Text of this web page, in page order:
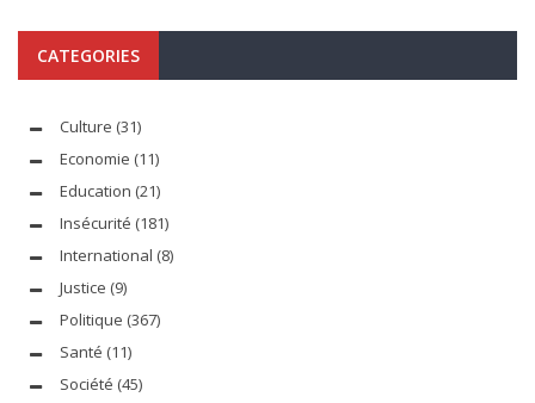
CATEGORIES
Culture (31)
Economie (11)
Education (21)
Insécurité (181)
International (8)
Justice (9)
Politique (367)
Santé (11)
Société (45)